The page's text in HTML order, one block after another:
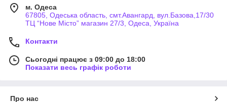
м. Одеса
67805, Одеська область, смт.Авангард, вул.Базова,17/30
ТЦ “Нове Місто” магазин 27/3, Одеса, Україна
Контакти
Сьогодні працює з 09:00 до 18:00
Показати весь графік роботи
Про нас